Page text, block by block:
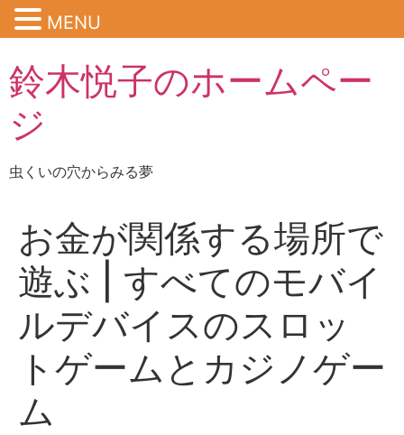
鈴木悦子のホームペー
ジ
虫くいの穴からみる夢
お金が関係する場所で
遊ぶ | すべてのモバイ
ルデバイスのスロッ
トゲームとカジノゲー
ム
MENU